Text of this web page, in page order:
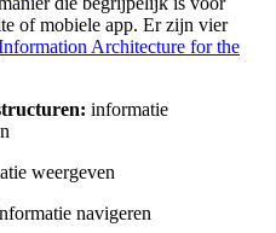
of mobiele app. Er zijn vier
Architecture for the
informatie
weergeven
navigeren